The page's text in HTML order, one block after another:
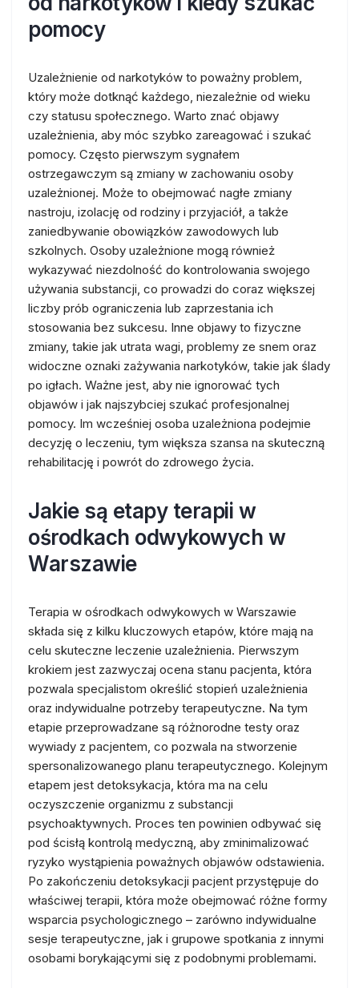
pomocy
Uzależnienie od narkotyków to poważny problem,
który może dotknąć każdego, niezależnie od wieku
czy statusu społecznego. Warto znać objawy
uzależnienia, aby móc szybko zareagować i szukać
pomocy. Często pierwszym sygnałem
ostrzegawczym są zmiany w zachowaniu osoby
uzależnionej. Może to obejmować nagłe zmiany
nastroju, izolację od rodziny i przyjaciół, a także
zaniedbywanie obowiązków zawodowych lub
szkolnych. Osoby uzależnione mogą również
wykazywać niezdolność do kontrolowania swojego
używania substancji, co prowadzi do coraz większej
liczby prób ograniczenia lub zaprzestania ich
stosowania bez sukcesu. Inne objawy to fizyczne
zmiany, takie jak utrata wagi, problemy ze snem oraz
widoczne oznaki zażywania narkotyków, takie jak ślady
po igłach. Ważne jest, aby nie ignorować tych
objawów i jak najszybciej szukać profesjonalnej
pomocy. Im wcześniej osoba uzależniona podejmie
decyzję o leczeniu, tym większa szansa na skuteczną
rehabilitację i powrót do zdrowego życia.
Jakie są etapy terapii w
ośrodkach odwykowych w
Warszawie
Terapia w ośrodkach odwykowych w Warszawie
składa się z kilku kluczowych etapów, które mają na
celu skuteczne leczenie uzależnienia. Pierwszym
krokiem jest zazwyczaj ocena stanu pacjenta, która
pozwala specjalistom określić stopień uzależnienia
oraz indywidualne potrzeby terapeutyczne. Na tym
etapie przeprowadzane są różnorodne testy oraz
wywiady z pacjentem, co pozwala na stworzenie
spersonalizowanego planu terapeutycznego. Kolejnym
etapem jest detoksykacja, która ma na celu
oczyszczenie organizmu z substancji
psychoaktywnych. Proces ten powinien odbywać się
pod ścisłą kontrolą medyczną, aby zminimalizować
ryzyko wystąpienia poważnych objawów odstawienia.
Po zakończeniu detoksykacji pacjent przystępuje do
właściwej terapii, która może obejmować różne formy
wsparcia psychologicznego – zarówno indywidualne
sesje terapeutyczne, jak i grupowe spotkania z innymi
osobami borykającymi się z podobnymi problemami.